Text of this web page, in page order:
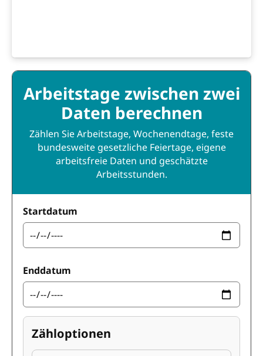
Arbeitstage zwischen zwei
Daten berechnen
Zählen Sie Arbeitstage, Wochenendtage, feste
bundesweite gesetzliche Feiertage, eigene
arbeitsfreie Daten und geschätzte
Arbeitsstunden.
Startdatum
Enddatum
Zähloptionen